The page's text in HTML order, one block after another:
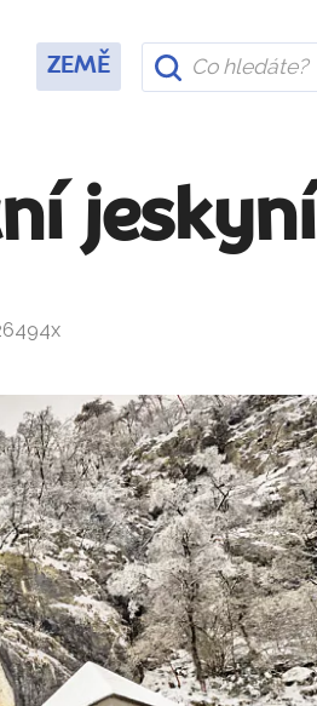
ZEMĚ
jeskyní